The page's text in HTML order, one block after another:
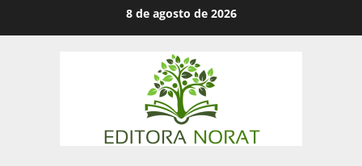
8 de agosto de 2026